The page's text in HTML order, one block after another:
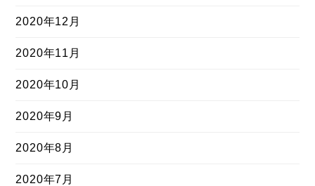
2020年12月
2020年11月
2020年10月
2020年9月
2020年8月
2020年7月